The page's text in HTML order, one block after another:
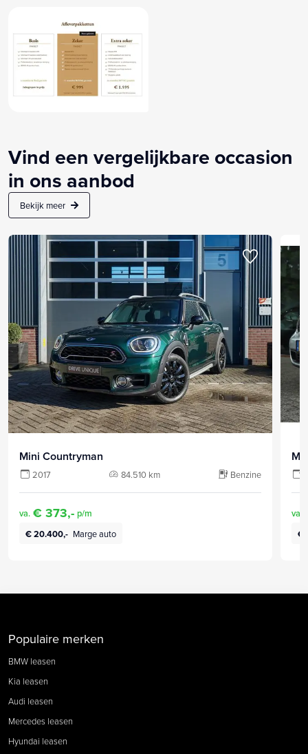
Vind een vergelijkbare occasion
in ons aanbod
Bekijk meer
Mini Countryman
2017 84.510 km Benzine
va. € 373,- p/m
€ 20.400,- Marge auto
va.
€
Populaire merken
BMW leasen
Kia leasen
Audi leasen
Mercedes leasen
Hyundai leasen